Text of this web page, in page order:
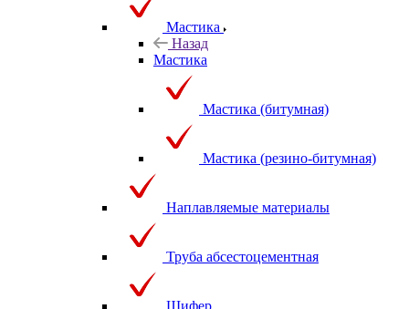
Мастика
Назад
Мастика
Мастика (битумная)
Мастика (резино-битумная)
Наплавляемые материалы
Труба абсестоцементная
Шифер